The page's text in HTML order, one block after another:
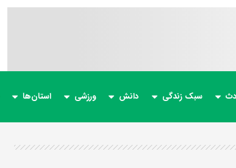
سبک زندگی دانش ورزشی استان‌ها